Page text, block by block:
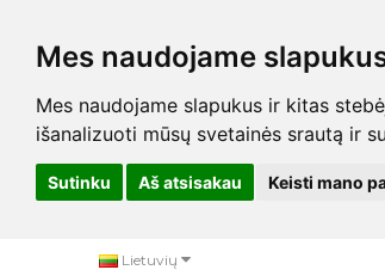
Mes naudojame
Mes naudojame slapukus ir kitas
išanalizuoti mūsų svetainės srautą ir
Sutinku Aš atsisakau Keisti mano
Lietuvių